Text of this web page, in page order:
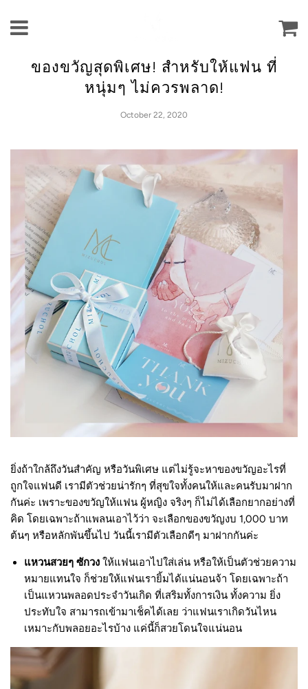
ของขวัญสุดพิเศษ! สำหรับให้แฟน ที่
หนุ่มๆ ไม่ควรพลาด!
October 22, 2020
ยิ่งถ้าใกล้ถึงวันสำคัญ หรือวันพิเศษ แต่ไม่รู้จะหาของขวัญอะไรที่
ถูกใจแฟนดี เรามีตัวช่วยน่ารักๆ ที่สุขใจทั้งคนให้และคนรับมาฝาก
กันค่ะ เพราะของขวัญให้แฟน ผู้หญิง จริงๆ ก็ไม่ได้เลือกยากอย่างที่
คิด โดยเฉพาะถ้าแพลนเอาไว้ว่า จะเลือกของขวัญงบ 1,000 บาท
ต้นๆ หรือหลักพันขึ้นไป วันนี้เรามีตัวเลือกดีๆ มาฝากกันค่ะ
แหวนสวยๆ ซักวง ให้แฟนเอาไปใส่เล่น หรือให้เป็นตัวช่วยความ
หมายแทนใจ ก็ช่วยให้แฟนเรายิ้มได้แน่นอนจ้า โดยเฉพาะถ้า
เป็นแหวนพลอดประจำวันเกิด ที่เสริมทั้งการเงิน ทั้งความ ยิ่ง
ประทับใจ สามารถเข้ามาเช็คได้เลย ว่าแฟนเราเกิดวันไหน
เหมาะกับพลอยอะไรบ้าง แค่นี้ก็สวยโดนใจแน่นอน